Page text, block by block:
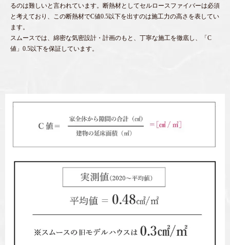
るのは難しいと言われています。断熱材としてセルロースファイバーは必須
と考えており、この断熱材でC値0.5以下を出すのは施工力の高さを表してい
ます。
スムースでは、綿密な気密設計・計画のもと、丁寧な施工を徹底し、「C
値」0.5以下を保証しています。